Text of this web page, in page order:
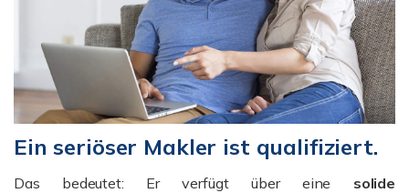
Ein seriöser Makler ist qualifiziert.
Das bedeutet: Er verfügt über eine solide